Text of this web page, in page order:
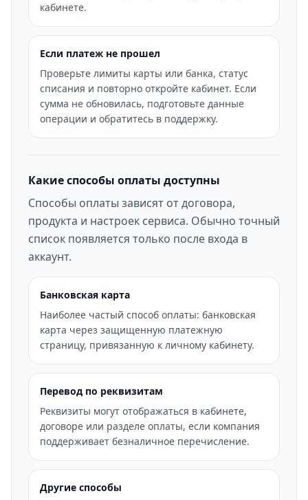
кабинете.
Если платеж не прошел
Проверьте лимиты карты или банка, статус
списания и повторно откройте кабинет. Если
сумма не обновилась, подготовьте данные
операции и обратитесь в поддержку.
Какие способы оплаты доступны
Способы оплаты зависят от договора,
продукта и настроек сервиса. Обычно точный
список появляется только после входа в
аккаунт.
Банковская карта
Наиболее частый способ оплаты: банковская
карта через защищенную платежную
страницу, привязанную к личному кабинету.
Перевод по реквизитам
Реквизиты могут отображаться в кабинете,
договоре или разделе оплаты, если компания
поддерживает безналичное перечисление.
Другие способы